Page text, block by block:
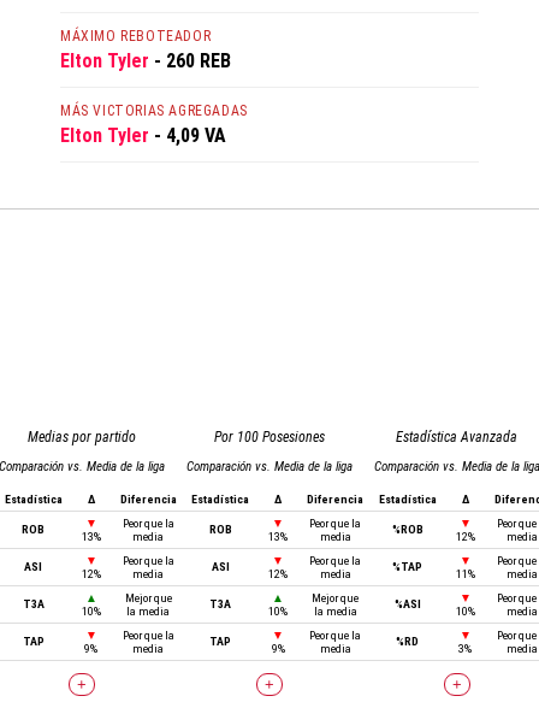
MÁXIMO REBOTEADOR
Elton Tyler - 260 REB
MÁS VICTORIAS AGREGADAS
Elton Tyler - 4,09 VA
Medias por partido
Comparación vs. Media de la liga
Estadística Δ Diferencia
ROB
▼
13%
Peor que la
media
ASI
▼
12%
Peor que la
media
T3A
▲
10%
Mejor que
la media
TAP
▼
9%
Peor que la
media
+
Por 100 Posesiones
Comparación vs. Media de la liga
Estadística Δ Diferencia
ROB
▼
13%
Peor que la
media
ASI
▼
12%
Peor que la
media
T3A
▲
10%
Mejor que
la media
TAP
▼
9%
Peor que la
media
+
Estadística Avanzada
Comparación vs. Media de la liga
Estadística Δ
%ROB
▼
12%
Peor
media
%TAP
▼
11%
Peor
media
%ASI
▼
10%
Peor
media
%RD
▼
3%
Peor
media
+